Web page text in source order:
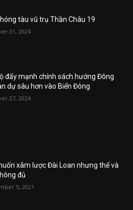
tàu vũ trụ Thần Châu 19
31, 2024
đẩy mạnh chính sách hướng Đông
dự sâu hơn vào Biển Đông
27, 2024
xâm lược Đài Loan nhưng thế và
đủ
5, 2021